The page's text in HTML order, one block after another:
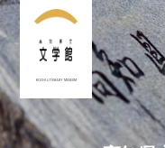
KOCHI LITERARY MUSEUM